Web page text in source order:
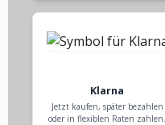
Klarna
Jetzt kaufen, später bezahlen
oder in flexiblen Raten zahlen.